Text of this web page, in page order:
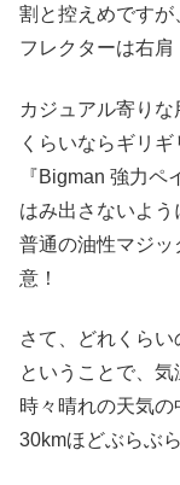
割と控えめですが
フレクターは右肩
カジュアル寄り
くらいならギリ
『Bigman 強力ペ
はみ出さないよ
普通の油性マジ
意！
さて、どれくらい
ということで、
時々晴れの天気
30kmほどぶらぶ